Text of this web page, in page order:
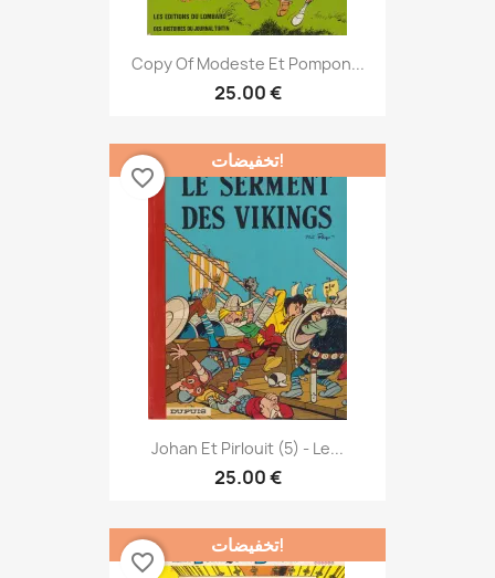
Copy Of Modeste Et Pompon...
25.00 €
Johan Et Pirlouit (5) - Le...
25.00 €
تخفيضات!
favorite_border
تخفيضات!
favorite_border